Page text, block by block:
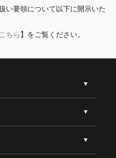
い要領について以下に開示いた
こちら 】をご覧ください。